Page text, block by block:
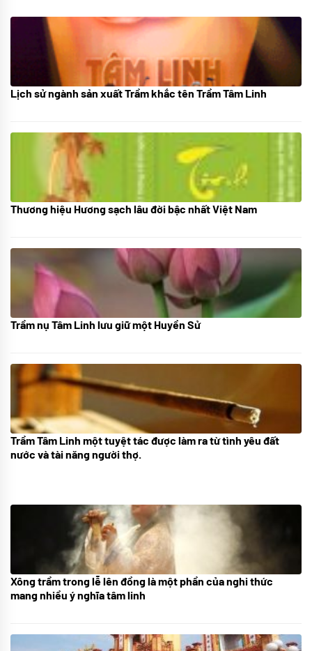
21/10/2025
Lịch sử ngành sản xuất Trầm khắc tên Trầm Tâm Linh
18/10/2025
Thương hiệu Hương sạch lâu đời bậc nhất Việt Nam
05/10/2025
Trầm nụ Tâm Linh lưu giữ một Huyền Sử
09/06/2024
Trầm Tâm Linh một tuyệt tác được làm ra từ tình yêu đất
nước và tài năng người thợ.
21/07/2024
Xông trầm trong lễ lên đồng là một phần của nghi thức
mang nhiều ý nghĩa tâm linh